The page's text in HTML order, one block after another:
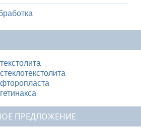
ПРЕДЛОЖЕНИЕ